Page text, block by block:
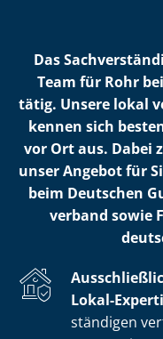
Das
Team für Rohr
tätig. Unsere lokal
kennen sich
vor Ort aus. Dabei
unser Angebot für
beim Deutschen
ver­band sowie
Lokal-
stän­di­gen